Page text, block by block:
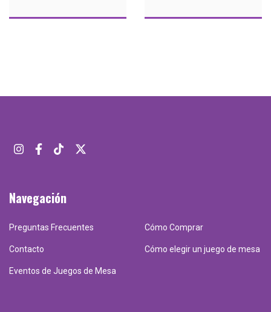
Navegación
Preguntas Frecuentes Cómo Comprar
Contacto Cómo elegir un juego de mesa
Eventos de Juegos de Mesa